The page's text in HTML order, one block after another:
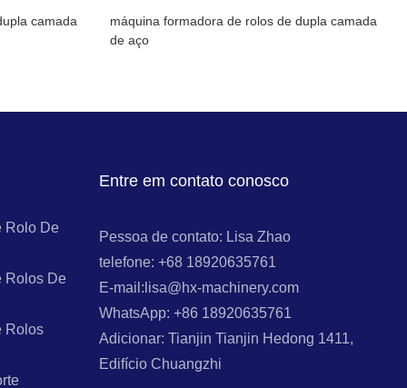
camada
máquina formadora de rolos de dupla camada
de aço
Rolo De
Rolos De
Rolos
Entre em contato conosco
Pessoa de contato: Lisa Zhao
telefone: +68 18920635761
E-mail:lisa@hx-machinery.com
WhatsApp: +86 18920635761
Adicionar: Tianjin Tianjin Hedong 1411,
Edifício Chuangzhi